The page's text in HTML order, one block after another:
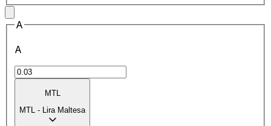
A
A
MTL
MTL - Lira Maltesa